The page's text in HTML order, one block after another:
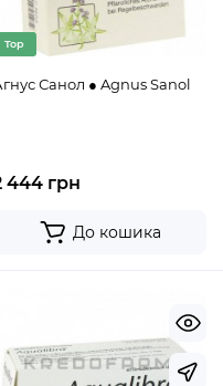
Top
Санол ● Agnus Sanol
444 грн
До кошика